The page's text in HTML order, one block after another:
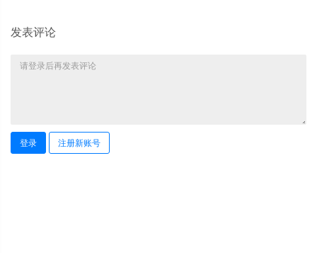
发表评论
登录 注册新账号